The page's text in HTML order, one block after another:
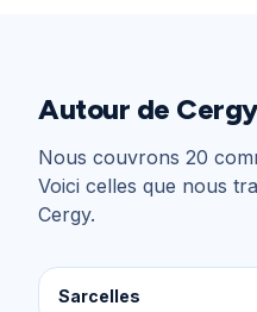
Autour de Cergy
Nous couvrons 20
Voici celles que nous
Cergy.
Sarcelles